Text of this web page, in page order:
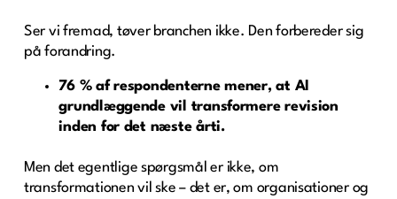
Ser vi fremad, tøver branchen ikke. Den forbereder sig
på forandring.
76 % af respondenterne mener, at AI
grundlæggende vil transformere revision
inden for det næste årti.
Men det egentlige spørgsmål er ikke, om
transformationen vil ske – det er, om organisationer og